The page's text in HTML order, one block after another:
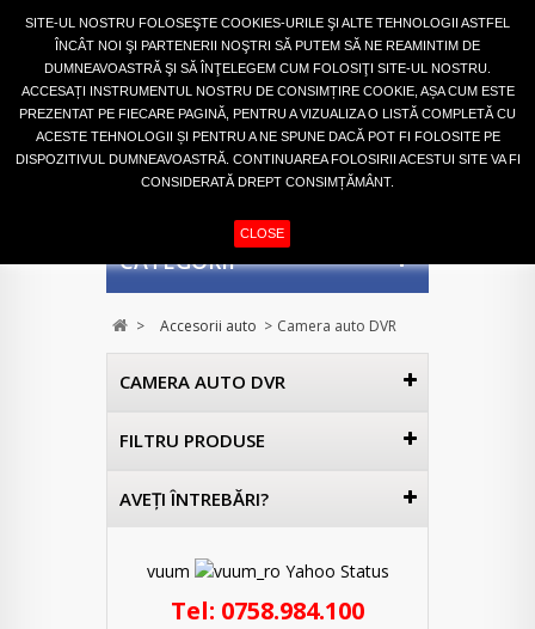
Autentifică-te
COŞ (GOL)
CATEGORII
> Accesorii auto > Camera auto DVR
CAMERA AUTO DVR
FILTRU PRODUSE
AVEŢI ÎNTREBĂRI?
vuum
Tel: 0758.984.100
SITE-UL NOSTRU FOLOSEŞTE COOKIES-URILE ŞI ALTE TEHNOLOGII ASTFEL
ÎNCÂT NOI ŞI PARTENERII NOŞTRI SĂ PUTEM SĂ NE REAMINTIM DE
DUMNEAVOASTRĂ ŞI SĂ ÎNŢELEGEM CUM FOLOSIŢI SITE-UL NOSTRU.
ACCESAȚI INSTRUMENTUL NOSTRU DE CONSIMȚIRE COOKIE, AȘA CUM ESTE
PREZENTAT PE FIECARE PAGINĂ, PENTRU A VIZUALIZA O LISTĂ COMPLETĂ CU
ACESTE TEHNOLOGII ȘI PENTRU A NE SPUNE DACĂ POT FI FOLOSITE PE
DISPOZITIVUL DUMNEAVOASTRĂ. CONTINUAREA FOLOSIRII ACESTUI SITE VA FI
CONSIDERATĂ DREPT CONSIMȚĂMÂNT.
CLOSE